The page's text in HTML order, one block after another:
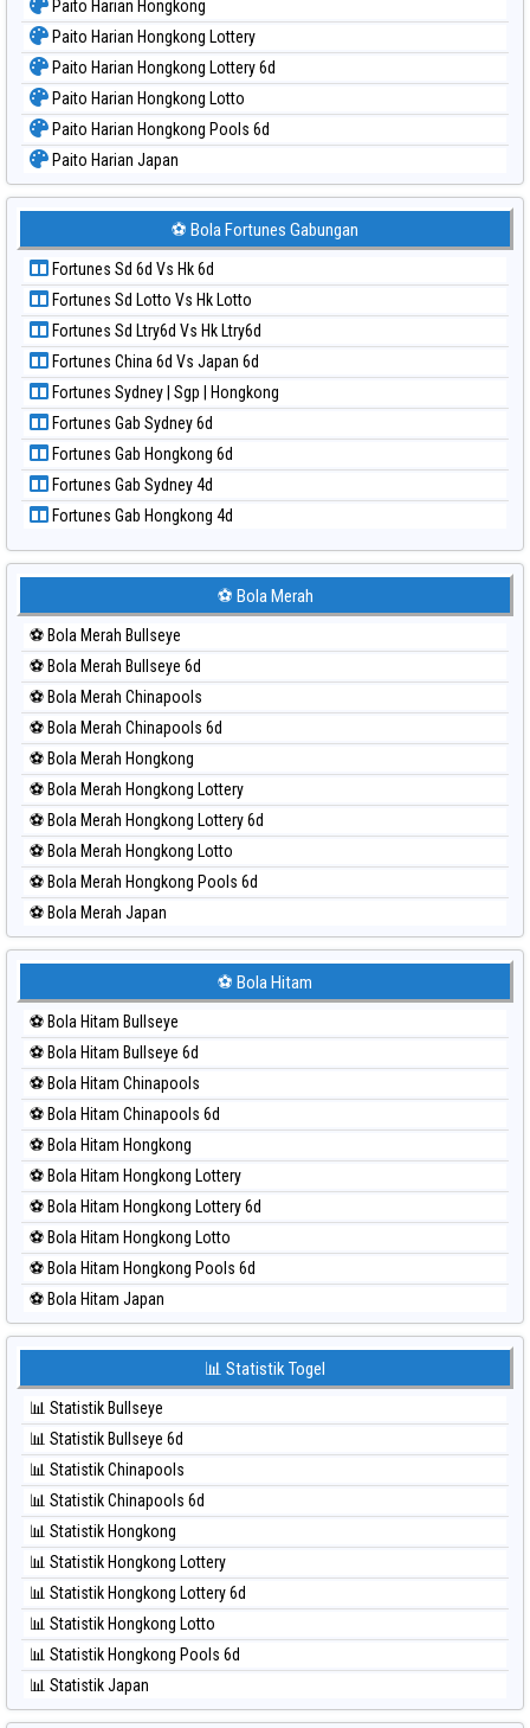
Paito Harian Hongkong
Paito Harian Hongkong Lottery
Paito Harian Hongkong Lottery 6d
Paito Harian Hongkong Lotto
Paito Harian Hongkong Pools 6d
Paito Harian Japan
Paito Harian Japan 6d
Paito Harian Korea
Paito Harian Kuda Lari
Paito Harian Magnum Cambodia
Paito Harian Nagoya
Paito Harian New York Midday
Paito Harian North Carolina Day
Paito Harian Pcso
Paito Harian Pennsylvania Day
Paito Harian Sao Paulo
Paito Harian Singapore
Paito Harian Sydney
Paito Harian Sydney Lottery
Paito Harian Sydney Lottery 6d
Paito Harian Sydney Lotto
Paito Harian Sydney Pools 6d
Paito Harian Taipei
Paito Harian Taiwan
⚽ Bola Fortunes Gabungan
Fortunes Sd 6d Vs Hk 6d
Fortunes Sd Lotto Vs Hk Lotto
Fortunes Sd Ltry6d Vs Hk Ltry6d
Fortunes China 6d Vs Japan 6d
Fortunes Sydney | Sgp | Hongkong
Fortunes Gab Sydney 6d
Fortunes Gab Hongkong 6d
Fortunes Gab Sydney 4d
Fortunes Gab Hongkong 4d
⚽ Bola Merah
⚽ Bola Merah Bullseye
⚽ Bola Merah Bullseye 6d
⚽ Bola Merah Chinapools
⚽ Bola Merah Chinapools 6d
⚽ Bola Merah Hongkong
⚽ Bola Merah Hongkong Lottery
⚽ Bola Merah Hongkong Lottery 6d
⚽ Bola Merah Hongkong Lotto
⚽ Bola Merah Hongkong Pools 6d
⚽ Bola Merah Japan
⚽ Bola Merah Japan 6d
⚽ Bola Merah Kuda Lari
⚽ Bola Merah Magnum Cambodia
⚽ Bola Merah Nagoya
⚽ Bola Merah North Carolina Day
⚽ Bola Merah Pcso
⚽ Bola Merah Sao Paulo
⚽ Bola Merah Singapore
⚽ Bola Merah Sydney
⚽ Bola Merah Sydney Lottery
⚽ Bola Merah Sydney Lottery 6d
⚽ Bola Merah Sydney Lotto
⚽ Bola Merah Taiwan
⚽ Bola Hitam
⚽ Bola Hitam Bullseye
⚽ Bola Hitam Bullseye 6d
⚽ Bola Hitam Chinapools
⚽ Bola Hitam Chinapools 6d
⚽ Bola Hitam Hongkong
⚽ Bola Hitam Hongkong Lottery
⚽ Bola Hitam Hongkong Lottery 6d
⚽ Bola Hitam Hongkong Lotto
⚽ Bola Hitam Hongkong Pools 6d
⚽ Bola Hitam Japan
⚽ Bola Hitam Japan 6d
⚽ Bola Hitam Kuda Lari
⚽ Bola Hitam Magnum Cambodia
⚽ Bola Hitam Nagoya
⚽ Bola Hitam North Carolina Day
⚽ Bola Hitam Pcso
⚽ Bola Hitam Sao Paulo
⚽ Bola Hitam Singapore
⚽ Bola Hitam Sydney
⚽ Bola Hitam Sydney Lottery
⚽ Bola Hitam Sydney Lottery 6d
⚽ Bola Hitam Sydney Lotto
📊 Statistik Togel
📊 Statistik Bullseye
📊 Statistik Bullseye 6d
📊 Statistik Chinapools
📊 Statistik Chinapools 6d
📊 Statistik Hongkong
📊 Statistik Hongkong Lottery
📊 Statistik Hongkong Lottery 6d
📊 Statistik Hongkong Lotto
📊 Statistik Hongkong Pools 6d
📊 Statistik Japan
📊 Statistik Japan 6d